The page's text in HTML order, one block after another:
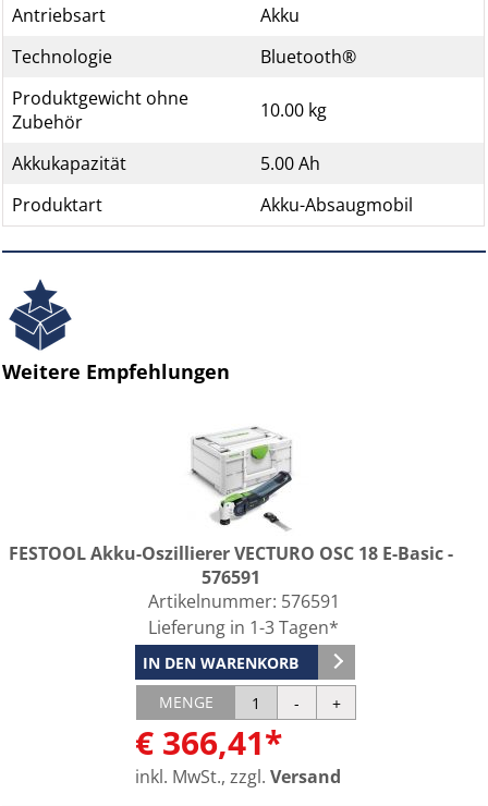
Antriebsart
Akku
Technologie
Bluetooth®
Produktgewicht ohne
Zubehör
10.00 kg
Akkukapazität
5.00 Ah
Produktart
Akku-Absaugmobil
Weitere Empfehlungen
FESTOOL Akku-Oszillierer VECTURO OSC 18 E-Basic -
576591
Artikelnummer: 576591
Lieferung in 1-3 Tagen*
IN DEN WARENKORB
MENGE
€ 366,41*
inkl. MwSt., zzgl. Versand